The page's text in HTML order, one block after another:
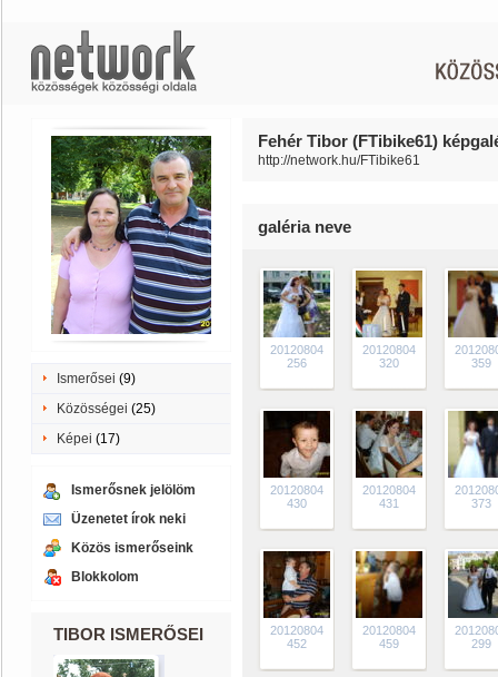
Ismerősei (9)
Közösségei (25)
Képei (17)
Ismerősnek jelölöm
Üzenetet írok neki
Közös ismerőseink
Blokkolom
TIBOR ISMERŐSEI
Fehér Tibor (FTibike61)
http://network.hu/FTibike61
galéria neve
20120804
256
20120804
320
359
20120804
430
20120804
431
373
20120804
452
20120804
459
299